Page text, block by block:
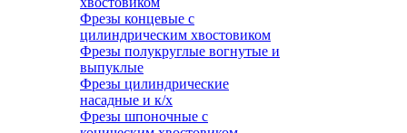
Фрезы концевые с
цилиндрическим хвостовиком
Фрезы полукруглые вогнутые и
выпуклые
Фрезы цилиндрические
насадные и к/х
Фрезы шпоночные с